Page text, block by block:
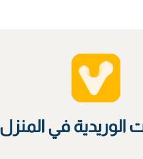
الوريدية في المنزل